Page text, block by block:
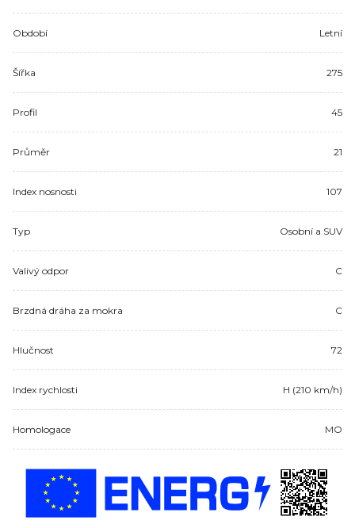
Období Letní
Šířka 275
Profil 45
Průměr 21
Index nosnosti 107
Typ Osobní a SUV
Valivý odpor C
Brzdná dráha za mokra C
Hlučnost 72
Index rychlosti H (210 km/h)
Homologace MO